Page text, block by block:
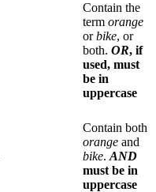
Contain the
term orange
orbike, or
both. OR, if
used, must
be in
uppercase
Contain both
orange and
bike. AND
must be in
uppercase